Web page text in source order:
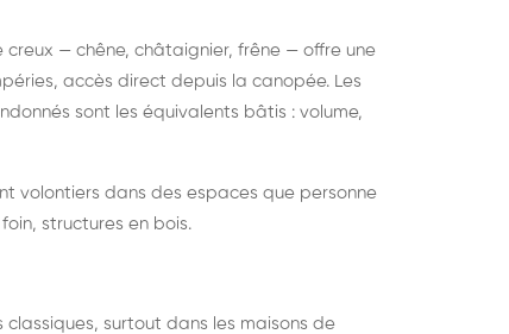
creux — chêne, châtaignier, frêne — offre une
accès direct depuis la canopée. Les
sont les équivalents bâtis : volume,
volontiers dans des espaces que personne
structures en bois.
surtout dans les maisons de